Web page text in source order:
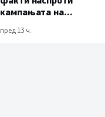
кампањата на
експерти“ од СДСM
пред 13 ч.